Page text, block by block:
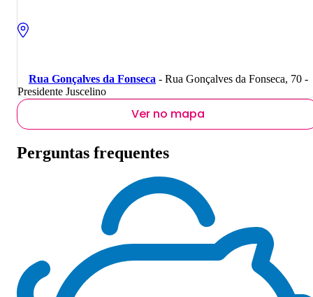
Rua Gonçalves da Fonseca - Rua Gonçalves da Fonseca, 70 -
Presidente Juscelino
Ver no mapa
Perguntas frequentes